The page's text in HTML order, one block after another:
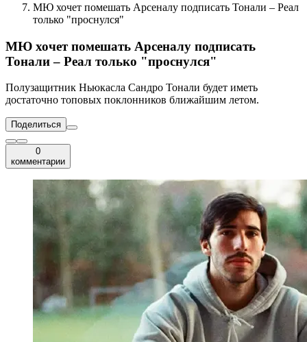
МЮ хочет помешать Арсеналу подписать Тонали – Реал
только "проснулся"
МЮ хочет помешать Арсеналу подписать
Тонали – Реал только "проснулся"
Полузащитник Ньюкасла Сандро Тонали будет иметь
достаточно топовых поклонников ближайшим летом.
Поделиться
0
комментарии